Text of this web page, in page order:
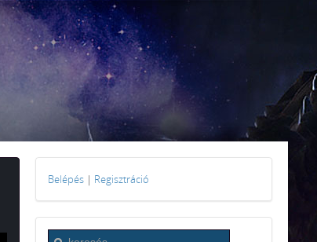
Belépés | Regisztráció